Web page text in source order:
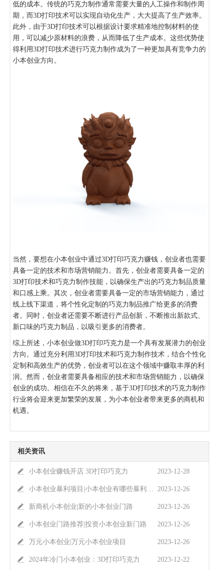
低的成本。传统的巧克力制作通常需要大量的人工操作和制作周
期，而3D打印技术可以实现自动化生产，大大提高了生产效率。
此外，由于3D打印技术可以根据设计要求精准地控制材料的使
用，可以减少原材料的浪费，从而降低了生产成本。这些优势使
得利用3D打印技术进行巧克力制作成为了一种更加具有竞争力的
小本创业方向。
当然，要想在小本创业中通过3D打印巧克力赚钱，创业者也需要
具备一定的技术和市场营销能力。首先，创业者需要具备一定的
3D打印技术和巧克力制作技能，以确保生产出的巧克力制品质量
和口感上乘。其次，创业者需要具备一定的市场营销能力，通过
线上线下渠道，将个性化定制的巧克力制品推广给更多的消费
者。同时，创业者还需要不断进行产品创新，不断推出新款式、
新口味的巧克力制品，以吸引更多的消费者。
综上所述，小本创业做3D打印巧克力是一个具有发展潜力的创业
方向。通过充分利用3D打印技术和巧克力制作技术，结合个性化
定制和高效生产的优势，创业者可以在这个领域中赚取丰厚的利
润。然而，创业者需要具备相应的技术和市场营销能力，以确保
创业的成功。相信在不久的将来，基于3D打印技术的巧克力制作
行业将会迎来更加繁荣的发展，为小本创业者带来更多的商机和
机遇。
相关资讯
小本创业赚钱开店 3D打印巧克力 2023-12-28
小本创业暴利项目|小本创业有哪些暴利项目 2023-12-26
新商机小本创业|新的小本创业门路 2023-12-26
小本创业门路推荐|投资小本创业新门路 2023-12-26
万元小本创业|万元小本创业项目 2023-12-26
2024年冷门小本创业：3D打印巧克力 2023-12-22